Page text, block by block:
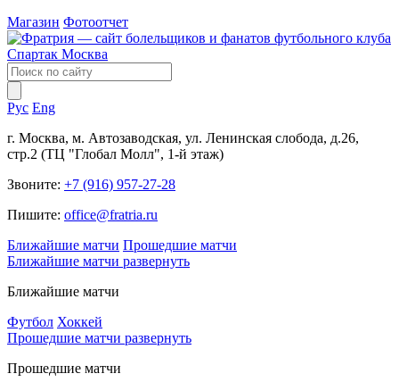
Магазин Фотоотчет
Рус Eng
г. Москва, м. Автозаводская, ул. Ленинская слобода, д.26,
стр.2 (ТЦ "Глобал Молл", 1-й этаж)
Звоните: +7 (916) 957-27-28
Пишите: office@fratria.ru
Ближайшие матчи Прошедшие матчи
Ближайшие матчи развернуть
Ближайшие матчи
Футбол Хоккей
Прошедшие матчи развернуть
Прошедшие матчи